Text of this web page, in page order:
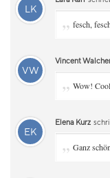
LK
„ fesch,
VW
Vincent
„ Wow!
EK
Elena Kurz
„ Ganz